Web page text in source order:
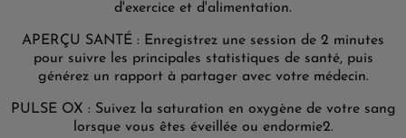
d'exercice et d'alimentation.
APERÇU SANTÉ : Enregistrez une session de 2 minutes
pour suivre les principales statistiques de santé, puis
générez un rapport à partager avec votre médecin.
PULSE OX : Suivez la saturation en oxygène de votre sang
lorsque vous êtes éveillée ou endormie2.